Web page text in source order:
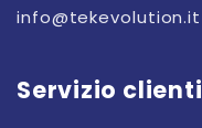
info@tekevolution.it
Servizio clienti